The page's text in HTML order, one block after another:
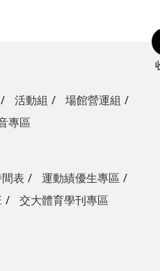
活動組
場館營運組
專區
表
運動績優生專區
交大體育學刊專區